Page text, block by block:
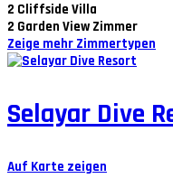
2 Cliffside Villa
2 Garden View Zimmer
Zeige mehr Zimmertypen
Selayar Dive
Auf Karte zeigen